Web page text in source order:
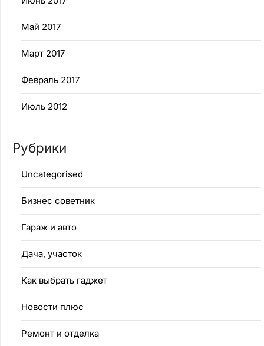
Май 2017
Март 2017
Февраль 2017
Июль 2012
Рубрики
Uncategorised
Бизнес советник
Гараж и авто
Дача, участок
Как выбрать гаджет
Новости плюс
Ремонт и отделка